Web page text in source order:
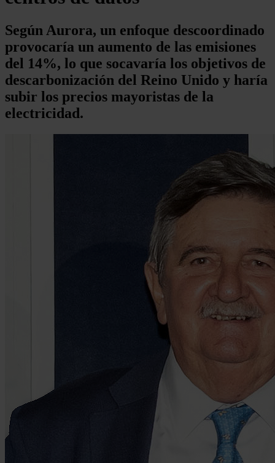
Según Aurora, un enfoque descoordinado
provocaría un aumento de las emisiones
del 14%, lo que socavaría los objetivos de
descarbonización del Reino Unido y haría
subir los precios mayoristas de la
electricidad.